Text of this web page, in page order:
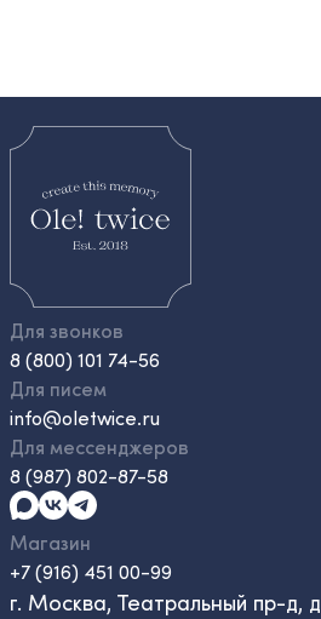
Для звонков
8 (800) 101 74-56
Для писем
info@oletwice.ru
Для мессенджеров
8 (987) 802-87-58
Магазин
+7 (916) 451 00-99
г. Москва, Театральный пр-д,